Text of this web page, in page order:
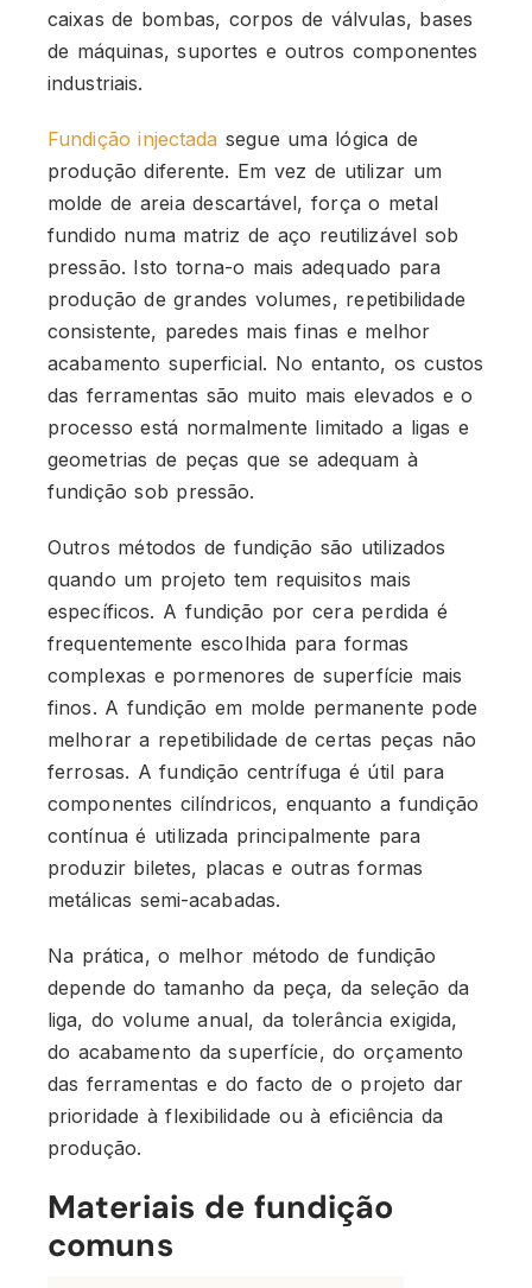
caixas de bombas, corpos de válvulas, bases
de máquinas, suportes e outros componentes
industriais.
Fundição injectada segue uma lógica de
produção diferente. Em vez de utilizar um
molde de areia descartável, força o metal
fundido numa matriz de aço reutilizável sob
pressão. Isto torna-o mais adequado para
produção de grandes volumes, repetibilidade
consistente, paredes mais finas e melhor
acabamento superficial. No entanto, os custos
das ferramentas são muito mais elevados e o
processo está normalmente limitado a ligas e
geometrias de peças que se adequam à
fundição sob pressão.
Outros métodos de fundição são utilizados
quando um projeto tem requisitos mais
específicos. A fundição por cera perdida é
frequentemente escolhida para formas
complexas e pormenores de superfície mais
finos. A fundição em molde permanente pode
melhorar a repetibilidade de certas peças não
ferrosas. A fundição centrífuga é útil para
componentes cilíndricos, enquanto a fundição
contínua é utilizada principalmente para
produzir biletes, placas e outras formas
metálicas semi-acabadas.
Na prática, o melhor método de fundição
depende do tamanho da peça, da seleção da
liga, do volume anual, da tolerância exigida,
do acabamento da superfície, do orçamento
das ferramentas e do facto de o projeto dar
prioridade à flexibilidade ou à eficiência da
produção.
Materiais de fundição
comuns